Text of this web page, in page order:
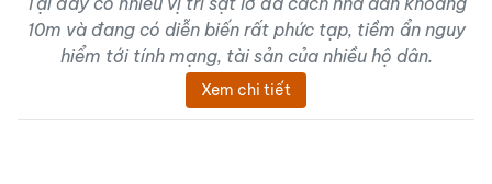
10m và đang có diễn biến rất phức tạp, tiềm ẩn nguy
hiểm tới tính mạng, tài sản của nhiều hộ dân.
Xem chi tiết